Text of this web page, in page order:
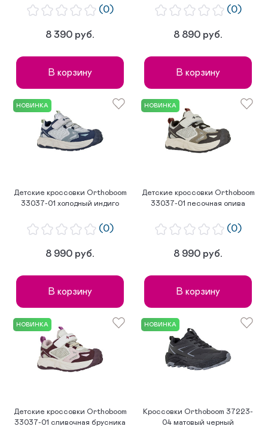
(0)
8 390 руб.
В корзину
(0)
8 890 руб.
В корзину
НОВИНКА
Детские кроссовки Orthoboom
33037-01 холодный индиго
(0)
8 990 руб.
В корзину
НОВИНКА
Детские кроссовки Orthoboom
33037-01 песочная олива
(0)
8 990 руб.
В корзину
НОВИНКА
Детские кроссовки Orthoboom
33037-01 сливочная брусника
НОВИНКА
Кроссовки Orthoboom 37223-
04 матовый черный